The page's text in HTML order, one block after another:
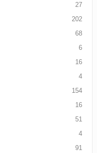
27
202
68
6
16
4
154
16
51
4
91